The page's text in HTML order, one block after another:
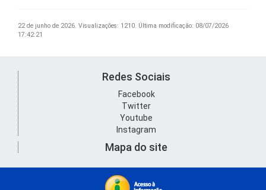
22 de junho de 2026. Visualizações: 1210. Última modificação: 08/07/2026
17:42:21
Redes Sociais
Facebook
Twitter
Youtube
Instagram
Mapa do site